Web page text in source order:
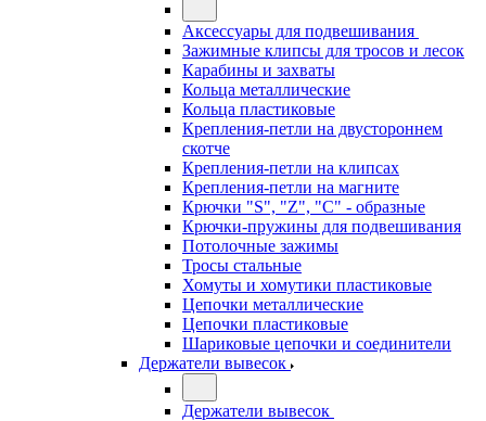
Аксессуары для подвешивания
Зажимные клипсы для тросов и лесок
Карабины и захваты
Кольца металлические
Кольца пластиковые
Крепления-петли на двустороннем
скотче
Крепления-петли на клипсах
Крепления-петли на магните
Крючки "S", "Z", "C" - образные
Крючки-пружины для подвешивания
Потолочные зажимы
Тросы стальные
Хомуты и хомутики пластиковые
Цепочки металлические
Цепочки пластиковые
Шариковые цепочки и соединители
Держатели вывесок
Держатели вывесок